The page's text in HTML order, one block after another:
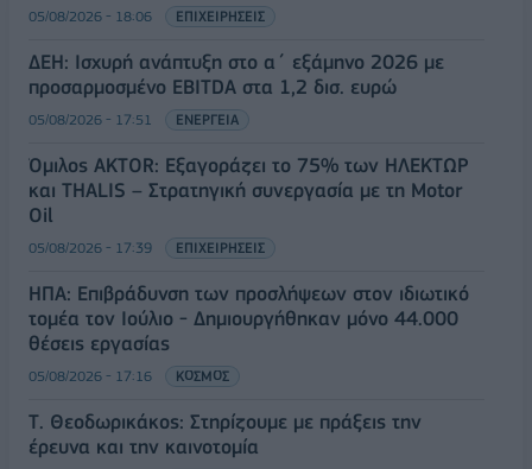
05/08/2026 - 18:06 ΕΠΙΧΕΙΡΗΣΕΙΣ
ΔΕΗ: Ισχυρή ανάπτυξη στο α΄ εξάμηνο 2026 με
προσαρμοσμένο EBITDA στα 1,2 δισ. ευρώ
05/08/2026 - 17:51 ΕΝΕΡΓΕΙΑ
Όμιλος AKTOR: Εξαγοράζει το 75% των ΗΛΕΚΤΩΡ
και THALIS – Στρατηγική συνεργασία με τη Motor
Oil
05/08/2026 - 17:39 ΕΠΙΧΕΙΡΗΣΕΙΣ
ΗΠΑ: Επιβράδυνση των προσλήψεων στον ιδιωτικό
τομέα τον Ιούλιο - Δημιουργήθηκαν μόνο 44.000
θέσεις εργασίας
05/08/2026 - 17:16 ΚΟΣΜΟΣ
Τ. Θεοδωρικάκος: Στηρίζουμε με πράξεις την
έρευνα και την καινοτομία